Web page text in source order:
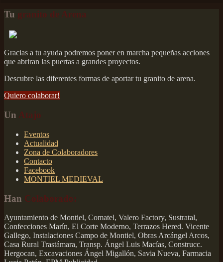
Tu granito de Arena
Gracias a tu ayuda podremos poner en marcha pequeñas acciones
que abriran las puertas a grandes proyectos.
Descubre las diferentes formas de aportar tu granito de arena.
Quiero colaborar!
Un Atajo
Eventos
Actualidad
Zona de Colaboradores
Contacto
Facebook
MONTIEL MEDIEVAL
Han Colaborado:
Ayuntamiento de Montiel, Comatel, Valero Factory, Sustratal,
Confecciones Marín, El Corte Moderno, Terrazos Hered. Vicente
Gallego, Instalaciones Campo de Montiel, Obras Arcángel Arcos,
Casa Rural Trastámara, Transp. Ángel Luis Macías, Construcc.
Hergocan, Excavaciones Ángel Migallón, Savia Nueva, Farmacia